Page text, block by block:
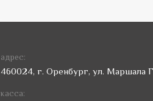
адрес:
460024, г. Оренбург, ул. Маршала
касса: